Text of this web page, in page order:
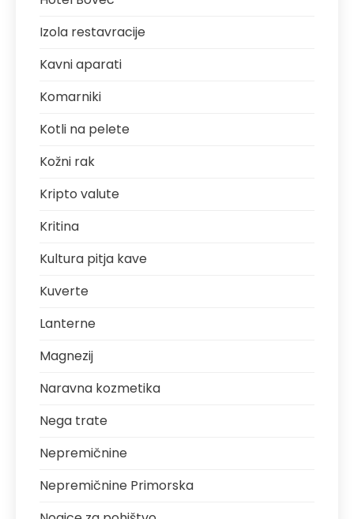
Izola restavracije
Kavni aparati
Komarniki
Kotli na pelete
Kožni rak
Kripto valute
Kritina
Kultura pitja kave
Kuverte
Lanterne
Magnezij
Naravna kozmetika
Nega trate
Nepremičnine
Nepremičnine Primorska